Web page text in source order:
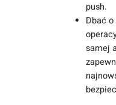
push.
Dbać
samej